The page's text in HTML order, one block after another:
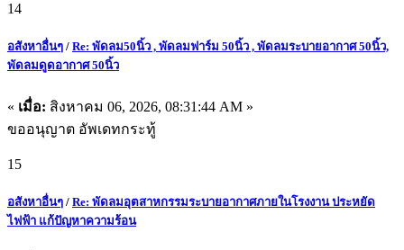
14
อสังหาอื่นๆ / Re: พัดลม50นิ้ว , พัดลมฟาร์ม 50นิ้ว , พัดลมระบายอากาศ 50นิ้ว,
พัดลมดูดอากาศ 50นิ้ว
« เมื่อ: สิงหาคม 06, 2026, 08:31:44 AM »
ขออนุญาต อัพเดทกระทู้
15
อสังหาอื่นๆ / Re: พัดลมอุตสาหกรรมระบายอากาศภายในโรงงาน ประหยัด
ไฟฟ้า แก้ปัญหาความร้อน